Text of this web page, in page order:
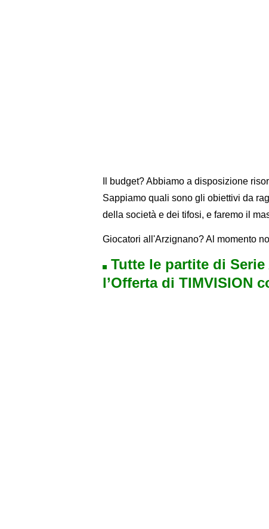
Il budget? Abbiamo a disposizione
Sappiamo quali sono gli obiettivi da
della società e dei tifosi, e faremo il
Giocatori all'Arzignano? Al momento
Tutte le partite di
l’Offerta di TIMVISION